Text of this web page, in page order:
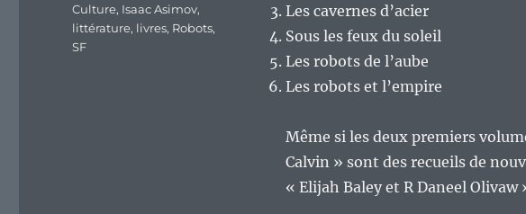
Les cavernes d’acier
Sous les feux du soleil
Les robots de l’aube
Les robots et l’empire
Même si les deux premiers
Calvin » sont des recueils de
« Elijah Baley et R Daneel Olivaw
Étiquettes
Culture, Isaac Asimov,
littérature, livres, Robots,
SF